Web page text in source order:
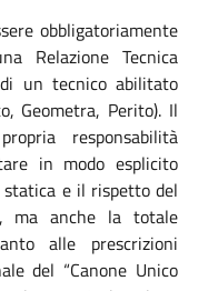
obbligatoriamente
Relazione Tecnica
un tecnico abilitato
Geometra, Perito). Il
responsabilità
in modo esplicito
statica e il rispetto del
ma anche la totale
alle prescrizioni
del “Canone Unico